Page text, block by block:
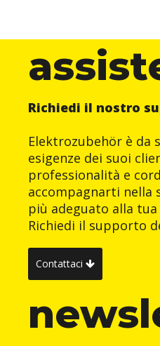
Richiedi il nostro
Elektrozubehör è da
esigenze dei suoi
professionalità e
accompagnarti nella
più adeguato alla
Richiedi il supporto
Contattaci